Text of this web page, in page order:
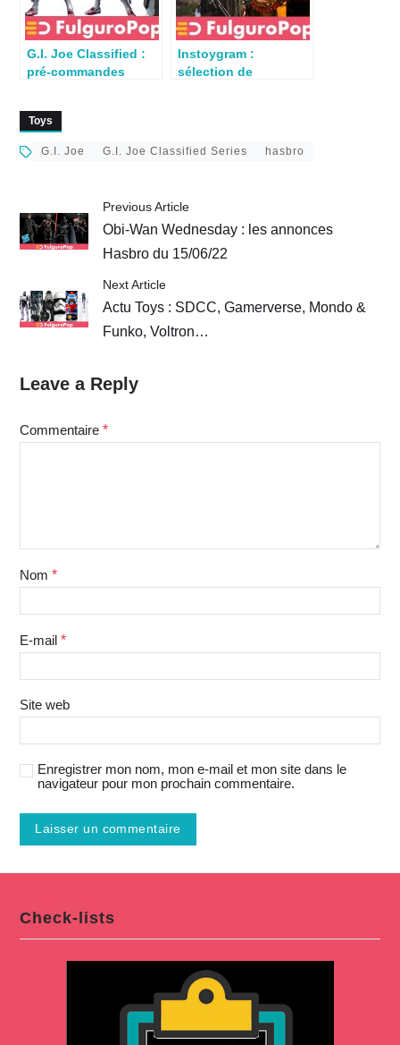
G.I. Joe Classified :
pré-commandes
Instoygram :
sélection de
Toys
G.I. Joe G.I. Joe Classified Series hasbro
Previous Article
Obi-Wan Wednesday : les annonces
Hasbro du 15/06/22
Next Article
Actu Toys : SDCC, Gamerverse, Mondo &
Funko, Voltron…
Leave a Reply
Commentaire *
Nom *
E-mail *
Site web
Enregistrer mon nom, mon e-mail et mon site dans le
navigateur pour mon prochain commentaire.
Check-lists